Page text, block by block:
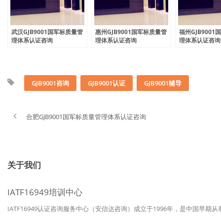
武汉GJB9001国军标质量管
理体系认证咨询
惠州GJB9001国军标质量管
理体系认证咨询
福州GJB9001
理体系认证咨询
GJB9001咨询 GJB9001认证 GJB9001辅导
合肥GJB9001国军标质量管理体系认证咨询
关于我们
IATF16949培训中心
IATF16949认证咨询服务中心（安信达咨询）成立于1996年，是中国早期